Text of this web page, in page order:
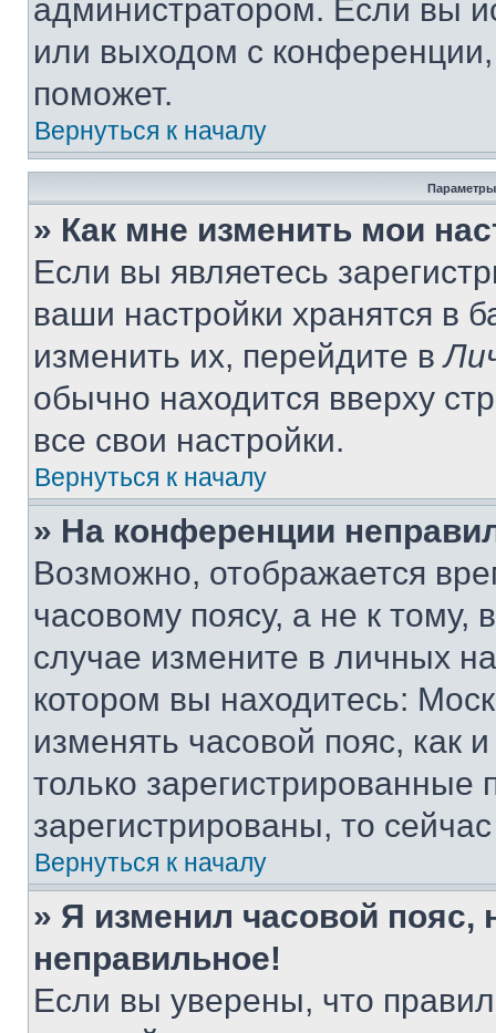
администратором. Если вы
или выходом с
поможет.
Вернуться к началу
Параметры
» Как мне изменить мои
Если вы являетесь
ваши настройки хранятся в
изменить их, перейдите в
обычно находится вверху
все свои настройки.
Вернуться к началу
» На конференции
Возможно, отображается
часовому поясу, а не к тому,
случае измените в личных
котором вы находитесь:
изменять часовой пояс, как
только
зарегистрированы, то
Вернуться к началу
» Я изменил часовой пояс,
неправильное!
Если вы уверены, что